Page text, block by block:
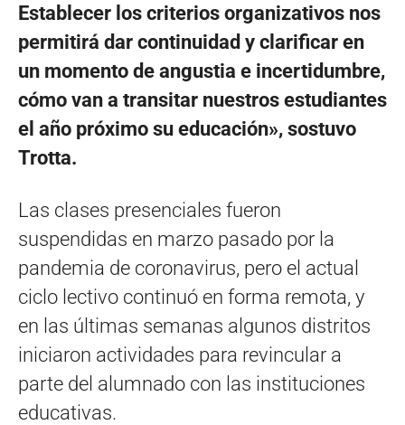
Establecer los criterios organizativos nos
permitirá dar continuidad y clarificar en
un momento de angustia e incertidumbre,
cómo van a transitar nuestros estudiantes
el año próximo su educación», sostuvo
Trotta.
Las clases presenciales fueron
suspendidas en marzo pasado por la
pandemia de coronavirus, pero el actual
ciclo lectivo continuó en forma remota, y
en las últimas semanas algunos distritos
iniciaron actividades para revincular a
parte del alumnado con las instituciones
educativas.